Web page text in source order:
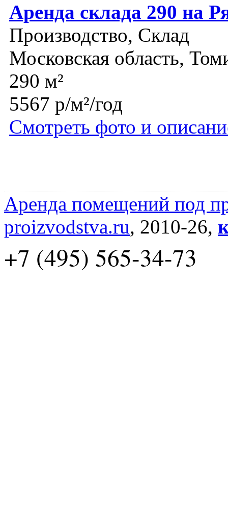
Аренда склада 290 на
Производство, Склад
Московская область,
290 м²
5567 р/м²/год
Смотреть фото и
Аренда помещений под
proizvodstva.ru, 2010-26,
+7 (495) 565-34-73